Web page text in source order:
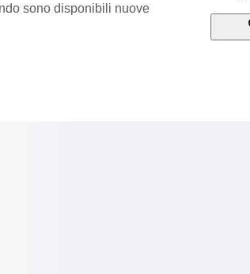
sono disponibili nuove